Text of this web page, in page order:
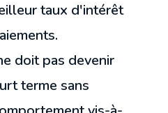
taux d'intérêt
doit pas devenir
terme sans